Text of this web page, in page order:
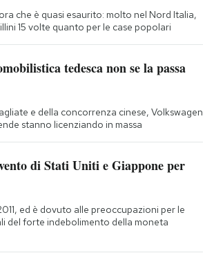
che è quasi esaurito: molto nel Nord Italia,
15 volte quanto per le case popolari
tedesca non se la passa
e della concorrenza cinese, Volkswagen
stanno licenziando in massa
di Stati Uniti e Giappone per
ed è dovuto alle preoccupazioni per le
del forte indebolimento della moneta